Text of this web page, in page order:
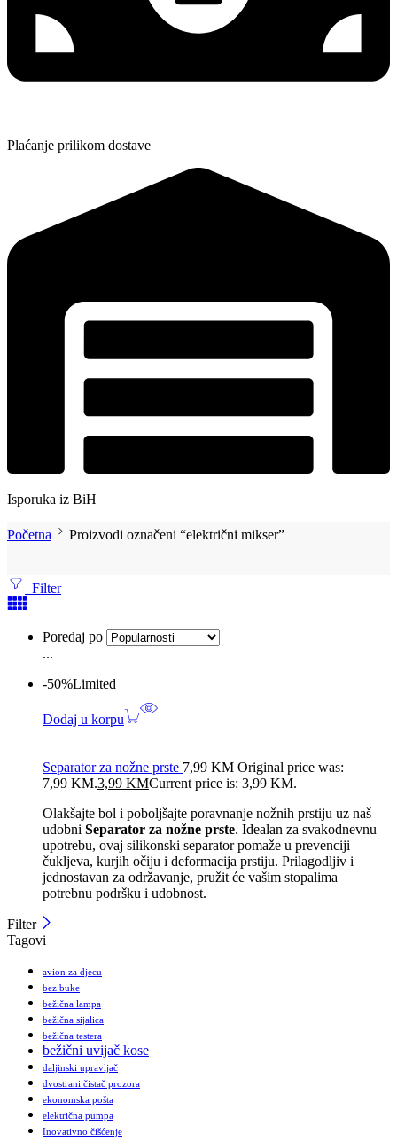
Plaćanje prilikom dostave
Isporuka iz BiH
Početna Proizvodi označeni “električni mikser”
Filter
Poredaj po
...
-50%Limited
Dodaj u korpu
Separator za nožne prste 7,99KM Original price was:
7,99 KM.3,99 KMCurrent price is: 3,99 KM.
Olakšajte bol i poboljšajte poravnanje nožnih prstiju uz naš
udobni Separator za nožne prste. Idealan za svakodnevnu
upotrebu, ovaj silikonski separator pomaže u prevenciji
čukljeva, kurjih očiju i deformacija prstiju. Prilagodljiv i
jednostavan za održavanje, pružit će vašim stopalima
potrebnu podršku i udobnost.
Filter
Tagovi
avion za djecu
bez buke
bežična lampa
bežična sijalica
bežična testera
bežični uvijač kose
daljinski upravljač
dvostrani čistač prozora
ekonomska pošta
električna pumpa
Inovativno čišćenje